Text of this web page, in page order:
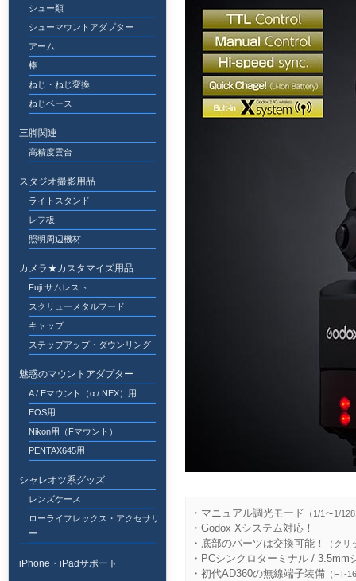
・マニュアル調光モード （1/1〜1/
・Godox Xシステム対応！
・底部のパーツは交換可能！
（ク
・PCシンクロターミナル / 3.5mm
・初代AD360の無線端子装備 （FT-
シュー類
シューマウントアダプター
アーム
棒
ねじ・ねじ変換
ねじベース
三脚関連
高精度雲台
スタジオ撮影用品
ライトスタンド
レフ板
照明周辺機材
カメラ★カスタマイズ用品
Fuji サムレスト
スクリューメタルフード
キャップ
ステップアップ・ダウンリング
魅惑のマウントアダプター
A / Eマウント（α / NEX）用
EOS用
Nikon用（Fマウント）
PENTAX645用
シャレオツ系グッズ
レンズケース
ローライフレックス・アクセサリ
ー
iPhone・iPadサポート